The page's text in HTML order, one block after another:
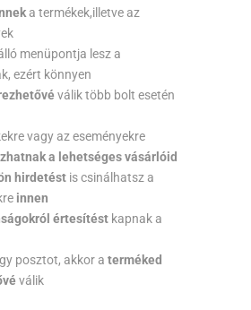
a termékek,illetve az
menüpontja lesz a
ezért könnyen
válik több bolt esetén
vagy az eseményekre
a lehetséges vásárlóid
hirdetést is csinálhatsz a
innen
értesítést kapnak a
posztot, akkor a terméked
válik